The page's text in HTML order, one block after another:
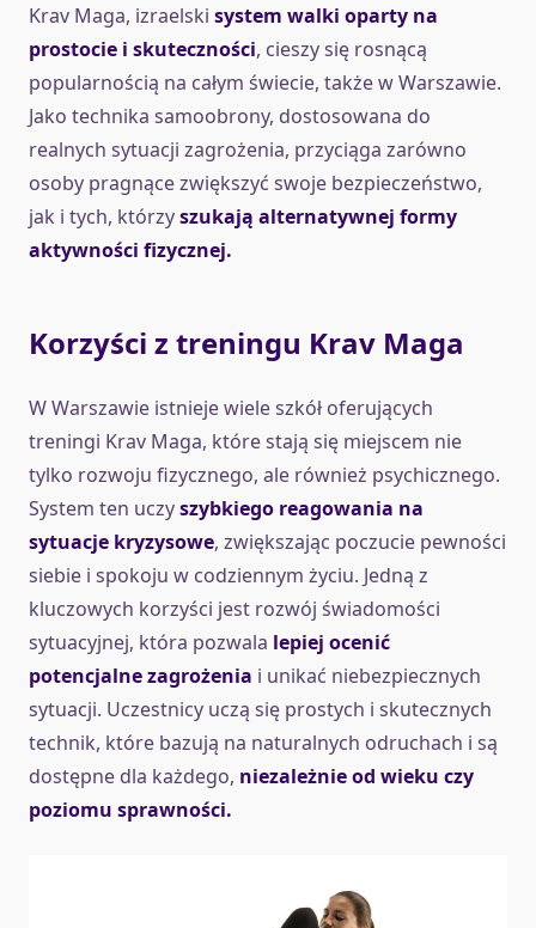
Krav Maga, izraelski system walki oparty na
prostocie i skuteczności, cieszy się rosnącą
popularnością na całym świecie, także w Warszawie.
Jako technika samoobrony, dostosowana do
realnych sytuacji zagrożenia, przyciąga zarówno
osoby pragnące zwiększyć swoje bezpieczeństwo,
jak i tych, którzyszukają alternatywnej formy
aktywności fizycznej.
Korzyści z treningu Krav Maga
W Warszawie istnieje wiele szkół oferujących
treningi Krav Maga, które stają się miejscem nie
tylko rozwoju fizycznego, ale również psychicznego.
System ten uczyszybkiego reagowania na
sytuacje kryzysowe, zwiększając poczucie pewności
siebie i spokoju w codziennym życiu. Jedną z
kluczowych korzyści jest rozwój świadomości
sytuacyjnej, która pozwala lepiej ocenić
potencjalne zagrożenia i unikać niebezpiecznych
sytuacji. Uczestnicy uczą się prostych i skutecznych
technik, które bazują na naturalnych odruchach i są
dostępne dla każdego, niezależnie od wieku czy
poziomu sprawności.